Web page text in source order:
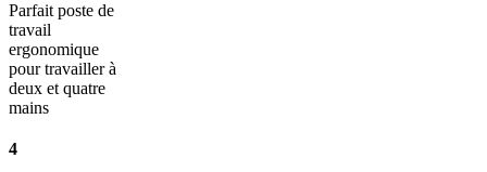
Parfait poste de
travail
ergonomique
pour travailler à
deux et quatre
mains
4